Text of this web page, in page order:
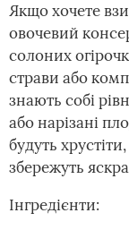
Якщо хочете
овочевий
солоних
страви або
знають собі
або нарізані
будуть
збережуть
Інгредієнти: